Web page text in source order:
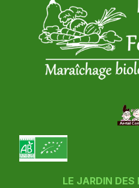
LE JARDIN DES